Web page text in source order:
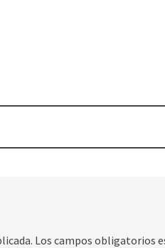
Los campos obligatorios